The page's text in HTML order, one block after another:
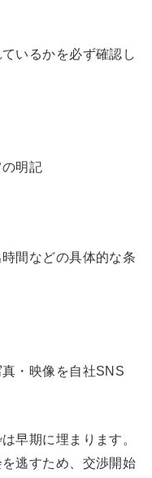
いるかを必ず確認し
明記
間などの具体的な条
・映像を自社SNS
早期に埋まります。
逃すため、交渉開始